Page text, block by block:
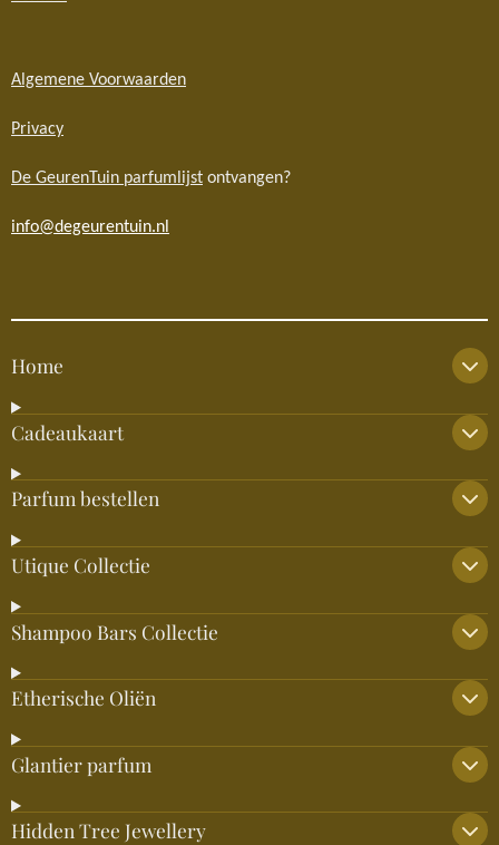
Algemene Voorwaarden
Privacy
De GeurenTuin parfumlijst ontvangen?
info@degeurentuin.nl
Home
Cadeaukaart
Parfum bestellen
Utique Collectie
Shampoo Bars Collectie
Etherische Oliën
Glantier parfum
Hidden Tree Jewellery